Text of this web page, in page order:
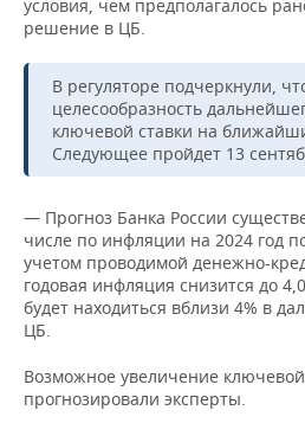
условия, чем предполагалось
решение в ЦБ.
В регуляторе подчеркнули,
целесообразность
ключевой ставки на
Следующее пройдет 13
— Прогноз Банка России
числе по инфляции на 2024 год
учетом проводимой денежно-
годовая инфляция снизится до
будет находиться вблизи 4% в
ЦБ.
Возможное увеличение
прогнозировали эксперты.